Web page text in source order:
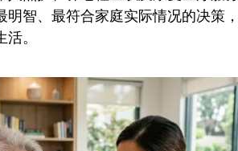
智、最符合家庭实际情况的决策
。